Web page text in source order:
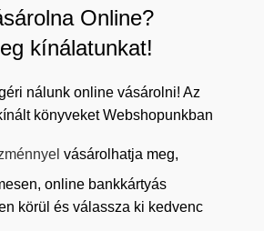
Online?
kínálatunkat!
nálunk online vásárolni! Az
könyveket Webshopunkban
vásárolhatja meg,
online bankkártyás
körül és válassza ki kedvenc